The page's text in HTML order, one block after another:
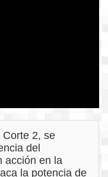
Corte 2, se
del
acción en la
la potencia de